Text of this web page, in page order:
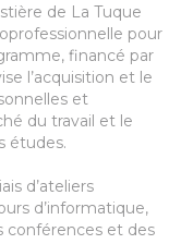
de La Tuque
pour
financé par
l’acquisition et le
et
du travail et le
études.
d’ateliers
d’informatique,
conférences et des